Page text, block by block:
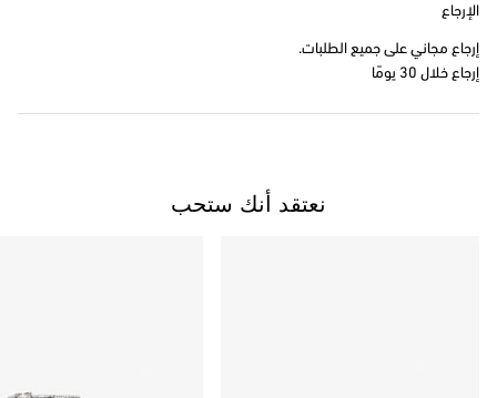
الإرجاع
إرجاع مجاني على جميع الطلبات.
إرجاع خلال 30 يومًا
نعتقد أنك ستحب